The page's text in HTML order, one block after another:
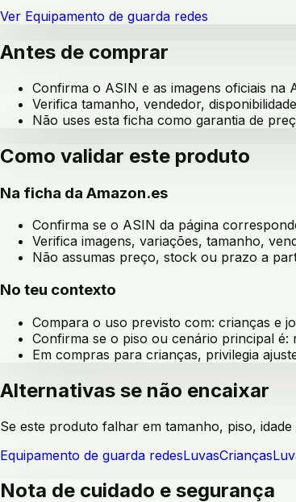
Ver Equipamento de guarda redes
Antes de comprar
Confirma o ASIN e as imagens oficiais na
Verifica tamanho, vendedor,
Não uses esta ficha como garantia de
Como validar este produto
Na ficha da Amazon.es
Confirma se o ASIN da página
Verifica imagens, variações, tamanho,
Não assumas preço, stock ou prazo a
No teu contexto
Compara o uso previsto com: crianças e
Confirma se o piso ou cenário principal é:
Em compras para crianças, privilegia
Alternativas se não encaixar
Se este produto falhar em tamanho, piso,
Equipamento de guarda redesLuvasCrianças
Nota de cuidado e segurança